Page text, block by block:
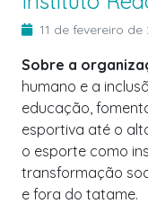
11 de fevereiro de
Sobre a
humano e a
educação,
esportiva até o
o esporte como
transformação
e fora do tatame.